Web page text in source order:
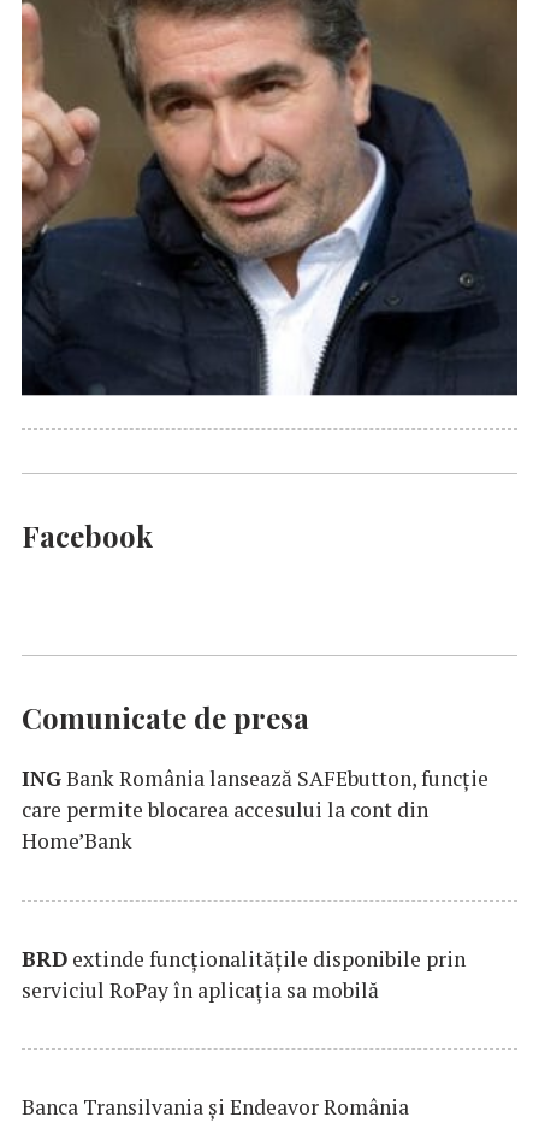
Facebook
Comunicate de presa
INGBank România lansează SAFEbutton, funcţie
care permite blocarea accesului la cont din
Home’Bank
BRD extinde funcţionalităţile disponibile prin
serviciul RoPay în aplicaţia sa mobilă
Banca Transilvania şi Endeavor România